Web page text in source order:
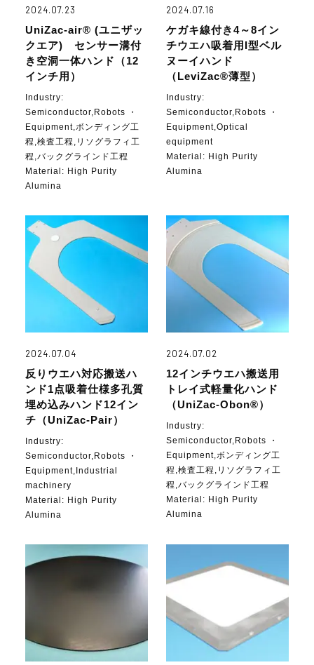
2024.07.23
UniZac-air® (ユニザッ
クエア) センサー溝付
き空洞一体ハンド（12
インチ用）
Industry:
Semiconductor,Robots ・
Equipment,ボンディング工
程,検査工程,リソグラフィ工
程,バックグラインド工程
Material: High Purity
Alumina
2024.07.16
ケガキ線付き4～8イン
チウエハ吸着用I型ベル
ヌーイハンド
（LeviZac®薄型）
Industry:
Semiconductor,Robots ・
Equipment,Optical
equipment
Material: High Purity
Alumina
2024.07.04
反りウエハ対応搬送ハ
ンド1点吸着仕様多孔質
埋め込みハンド12イン
チ（UniZac-Pair）
Industry:
Semiconductor,Robots ・
Equipment,Industrial
machinery
Material: High Purity
Alumina
2024.07.02
12インチウエハ搬送用
トレイ式軽量化ハンド
（UniZac-Obon®）
Industry:
Semiconductor,Robots ・
Equipment,ボンディング工
程,検査工程,リソグラフィ工
程,バックグラインド工程
Material: High Purity
Alumina